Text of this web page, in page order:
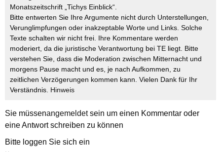
Monatszeitschrift „Tichys Einblick“.
Bitte entwerten Sie Ihre Argumente nicht durch Unterstellungen,
Verunglimpfungen oder inakzeptable Worte und Links. Solche
Texte schalten wir nicht frei. Ihre Kommentare werden
moderiert, da die juristische Verantwortung bei TE liegt. Bitte
verstehen Sie, dass die Moderation zwischen Mitternacht und
morgens Pause macht und es, je nach Aufkommen, zu
zeitlichen Verzögerungen kommen kann. Vielen Dank für Ihr
Verständnis. Hinweis
Sie müssenangemeldetsein um einen Kommentar oder
eine Antwort schreiben zu können
Bitte loggen Sie sich ein